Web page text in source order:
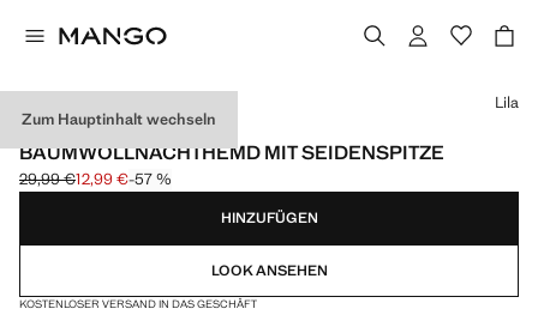
Zum Hauptinhalt wechseln
MADE IN PORTUGAL
BAUMWOLLNACHTHEMD MIT SEIDENSPITZE
Ausgangspreis durchgestrichen [29,99 € ]
29,99 €
Aktueller Preis [12,99 € ]
12,99 €-57 %
Wählen Sie eine Farbe
Lila
HINZUFÜGEN
LOOK ANSEHEN
KOSTENLOSER VERSAND IN DAS GESCHÄFT